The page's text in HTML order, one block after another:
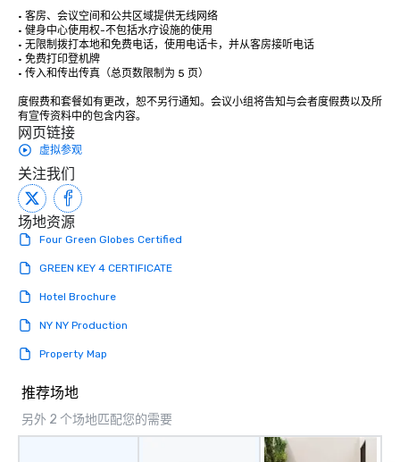
experiences not only
Lip Smacking Foodie
Smacking Foodie
• 客房、会议空间和公共区域提供无线网络
• 健身中心使用权-不包括水疗设施的使用
• 无限制拨打本地和免费电话，使用电话卡，并从客房接听电话
• 免费打印登机牌
• 传入和传出传真（总页数限制为 5 页）
度假费和套餐如有更改，恕不另行通知。会议小组将告知与会者度假费以及所
有宣传资料中的包含内容。
网页链接
虚拟参观
关注我们
场地资源
Four Green Globes Certified
GREEN KEY 4 CERTIFICATE
Hotel Brochure
NY NY Production
Property Map
推荐场地
另外 2 个场地匹配您的需要